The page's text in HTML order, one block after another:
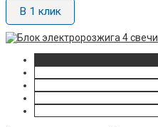
В 1 клик